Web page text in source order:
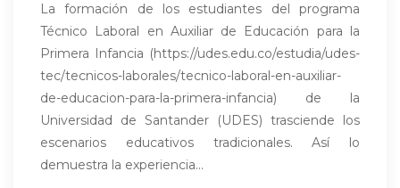
La formación de los estudiantes del programa
Técnico Laboral en Auxiliar de Educación para la
Primera Infancia (https://udes.edu.co/estudia/udes-
tec/tecnicos-laborales/tecnico-laboral-en-auxiliar-
de-educacion-para-la-primera-infancia) de la
Universidad de Santander (UDES) trasciende los
escenarios educativos tradicionales. Así lo
demuestra la experiencia...